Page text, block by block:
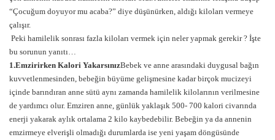
“Çocuğum doyuyor mu acaba?” diye düşünürken, aldığı kiloları vermeye
çalışır.
Peki hamilelik sonrası fazla kiloları vermek için neler yapmak gerekir ? İşte
bu sorunun yanıtı…
1.Emzirirken Kalori YakarsınızBebek ve anne arasındaki duygusal bağın
kuvvetlenmesinden, bebeğin büyüme gelişmesine kadar birçok mucizeyi
içinde barındıran anne sütü aynı zamanda hamilelik kilolarının verilmesine
de yardımcı olur. Emziren anne, günlük yaklaşık 500- 700 kalori civarında
enerji yakarak aylık ortalama 2 kilo kaybedebilir. Bebeğin ya da annenin
emzirmeye elverişli olmadığı durumlarda ise yeni yaşam döngüsünde